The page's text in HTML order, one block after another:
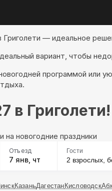
— идеальное
вариант, чтобы
программой или
в Григолети!
на новогодние праздники
Отъезд
7 янв, чт
Гости
2 взрослых,
КазаньДагестан Кисловодск